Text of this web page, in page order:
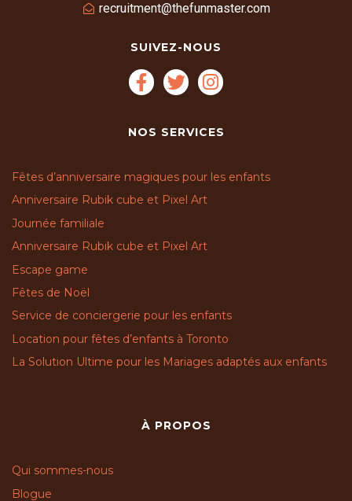
recruitment@thefunmaster.com
SUIVEZ-NOUS
NOS SERVICES
Fêtes d’anniversaire magiques pour les enfants
Anniversaire Rubik cube et Pixel Art
Journée familiale
Anniversaire Rubik cube et Pixel Art
Escape game
Fêtes de Noël
Service de conciergerie pour les enfants
Location pour fêtes d’enfants à Toronto
La Solution Ultime pour les Mariages adaptés aux enfants
À PROPOS
Qui sommes-nous
Blogue